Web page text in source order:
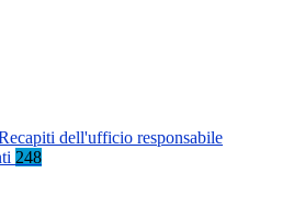
dell'ufficio responsabile
248